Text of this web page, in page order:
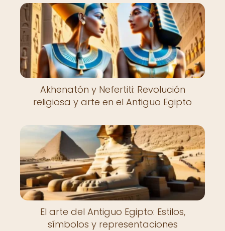
Akhenatón y Nefertiti: Revolución
religiosa y arte en el Antiguo Egipto
El arte del Antiguo Egipto: Estilos,
símbolos y representaciones